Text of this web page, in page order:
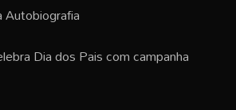
Dia dos Pais com campanha